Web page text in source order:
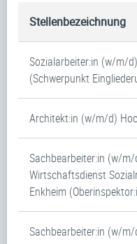
Stellenbezeichnung
Sozialarbeiter:in (w/m/
(Schwerpunkt
Architekt:in (w/m/d)
Sachbearbeiter:in (w/
Wirtschaftsdienst
Enkheim
Sachbearbeiter:in (w/